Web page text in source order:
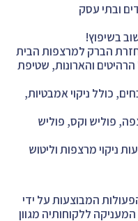
ובתי עסק
בשיפוץ!
הברק למרצפות הבית
והארונות, שטיפת
כולל ניקוי אמבטיות,
פוליש וקס, פוליש
ניקוי מרצפות וליטוש
המבוצעות על ידי
ללקוחותיה מגוון